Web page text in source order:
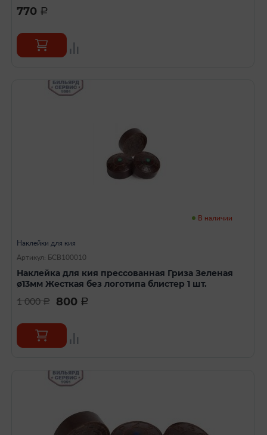
770 a
В наличии
Наклейки для кия
Артикул: БСВ100010
Наклейка для кия прессованная Гриза Зеленая
ø13мм Жесткая без логотипа блистер 1 шт.
1 000a 800 a